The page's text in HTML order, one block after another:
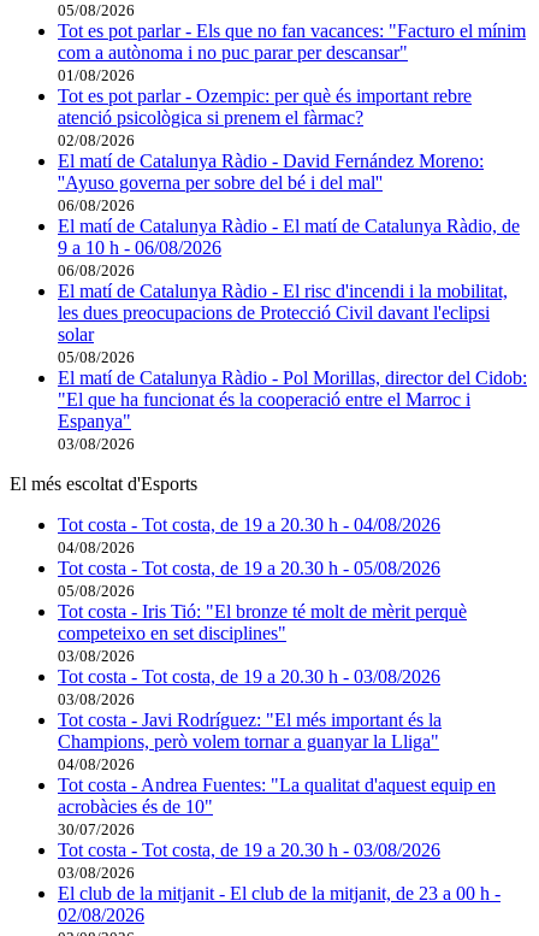
05/08/2026
Tot es pot parlar - Els que no fan vacances: "Facturo el mínim
com a autònoma i no puc parar per descansar"
01/08/2026
Tot es pot parlar - Ozempic: per què és important rebre
atenció psicològica si prenem el fàrmac?
02/08/2026
El matí de Catalunya Ràdio - David Fernández Moreno:
''Ayuso governa per sobre del bé i del mal''
06/08/2026
El matí de Catalunya Ràdio - El matí de Catalunya Ràdio, de
9 a 10 h - 06/08/2026
06/08/2026
El matí de Catalunya Ràdio - El risc d'incendi i la mobilitat,
les dues preocupacions de Protecció Civil davant l'eclipsi
solar
05/08/2026
El matí de Catalunya Ràdio - Pol Morillas, director del Cidob:
"El que ha funcionat és la cooperació entre el Marroc i
Espanya"
03/08/2026
El més escoltat d'Esports
Tot costa - Tot costa, de 19 a 20.30 h - 04/08/2026
04/08/2026
Tot costa - Tot costa, de 19 a 20.30 h - 05/08/2026
05/08/2026
Tot costa - Iris Tió: "El bronze té molt de mèrit perquè
competeixo en set disciplines"
03/08/2026
Tot costa - Tot costa, de 19 a 20.30 h - 03/08/2026
03/08/2026
Tot costa - Javi Rodríguez: "El més important és la
Champions, però volem tornar a guanyar la Lliga"
04/08/2026
Tot costa - Andrea Fuentes: "La qualitat d'aquest equip en
acrobàcies és de 10"
30/07/2026
Tot costa - Tot costa, de 19 a 20.30 h - 03/08/2026
03/08/2026
El club de la mitjanit - El club de la mitjanit, de 23 a 00 h -
02/08/2026